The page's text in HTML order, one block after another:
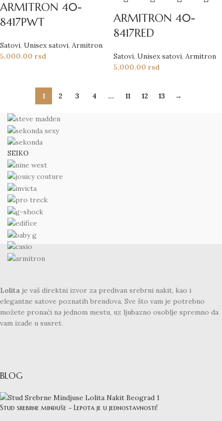
ARMITRON 40-
8417PWT
Satovi, Unisex satovi, Armitron
5,000.00 rsd
ARMITRON 40-
8417RED
Satovi, Unisex satovi, Armitron
5,000.00 rsd
1 2 3 4 … 11 12 13 →
SEIKO
Lolita je vaš direktni izvor za predivan srebrni nakit, kao i
elegantne satove poznatih brendova. Sve što vam je potrebno
možete pronaći na jednom mestu, uz ljubazno osoblje spremno da
vam izađe u susret.
BLOG
Stud srebrne minđuše – Lepota je u jednostavnosti!